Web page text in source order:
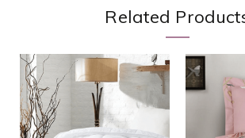
Related